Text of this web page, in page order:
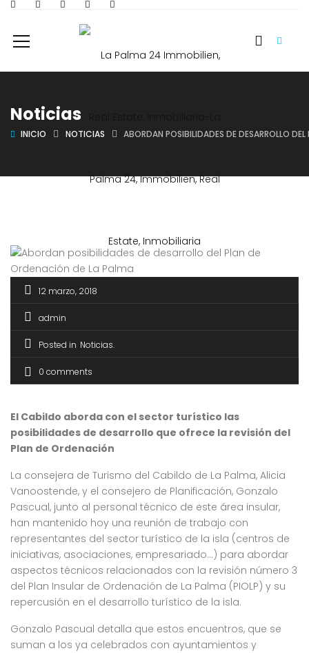
Noticias
INICIO NOTICIAS ABORDAN POSIBILIDADES DE DESARROLLO
12 marzo, 2018
admin
Posted in Noticias
0 comments
El Cabildo aborda con el sector turístico las
posibilidades de desarrollo que ofrece la revisión del
Plan de Ordenación
La consejera de Turismo del Cabildo de La Palma, Alicia
Vanoostende, y el consejero de Planificación, Gonzalo
Pascual, junto al personal técnico de este área insular,
han mantenido hoy una reunión de trabajo con
representantes del sector turístico de la isla (centros de
iniciativas, asociaciones, empresariado…) para abordar
aspectos técnicos relacionados con la revisión número 3
del Plan Insular de Ordenación de La Palma (PIOLP) y su
repercusión en el desarrollo turístico de la isla.
Gonzalo Pascual detalla que estos encuentros, que se
suman a los ya celebrados con ayuntamientos y